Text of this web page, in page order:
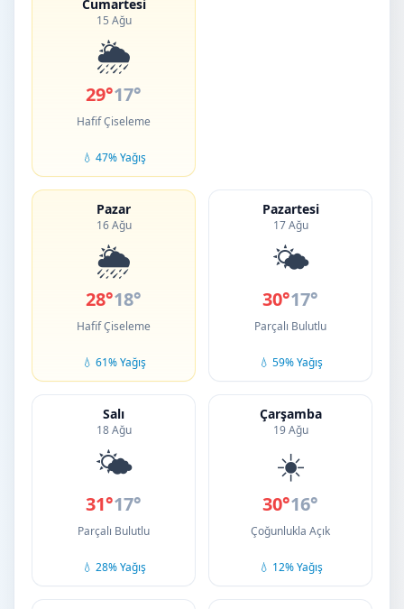
Cumartesi
15 Ağu
🌦️
29°17°
Hafif Çiseleme
💧 47% Yağış
Pazar
16 Ağu
🌦️
28°18°
Hafif Çiseleme
💧 61% Yağış
Pazartesi
17 Ağu
🌤️
30°17°
Parçalı Bulutlu
💧 59% Yağış
Salı
18 Ağu
🌤️
31°17°
Parçalı Bulutlu
💧 28% Yağış
Çarşamba
19 Ağu
☀️
30°16°
Çoğunlukla Açık
💧 12% Yağış